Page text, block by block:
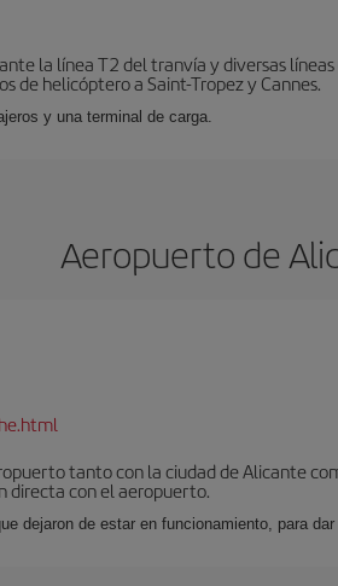
la línea T2 del tranvía y diversas
de helicóptero a Saint-Tropez y Cannes.
y una terminal de carga.
Aeropuerto de
tanto con la ciudad de Alicante
directa con el aeropuerto.
dejaron de estar en funcionamiento, para